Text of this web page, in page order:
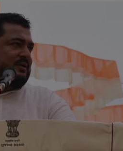
ગુજરાત